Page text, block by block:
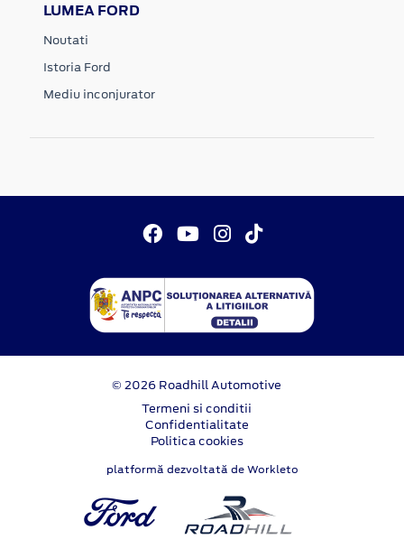
LUMEA FORD
Noutati
Istoria Ford
Mediu inconjurator
© 2026 Roadhill Automotive
Termeni si conditii
Confidentialitate
Politica cookies
platformă dezvoltată de Workleto